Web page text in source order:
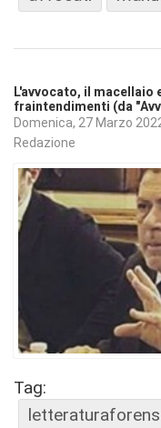
L'avvocato, il macellaio
fraintendimenti (da
Domenica, 27 Marzo
Redazione
Tag: